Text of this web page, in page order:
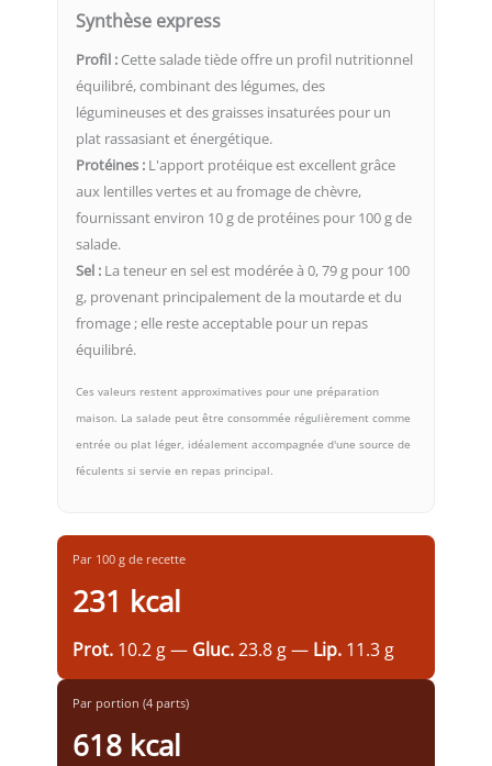
Synthèse express
Profil : Cette salade tiède offre un profil nutritionnel
équilibré, combinant des légumes, des
légumineuses et des graisses insaturées pour un
plat rassasiant et énergétique.
Protéines : L'apport protéique est excellent grâce
aux lentilles vertes et au fromage de chèvre,
fournissant environ 10 g de protéines pour 100 g de
salade.
Sel : La teneur en sel est modérée à 0, 79 g pour 100
g, provenant principalement de la moutarde et du
fromage ; elle reste acceptable pour un repas
équilibré.
Ces valeurs restent approximatives pour une préparation
maison. La salade peut être consommée régulièrement comme
entrée ou plat léger, idéalement accompagnée d'une source de
féculents si servie en repas principal.
Par 100 g de recette
231 kcal
Prot. 10.2 g — Gluc.23.8 g — Lip. 11.3 g
Par portion (4 parts)
618 kcal